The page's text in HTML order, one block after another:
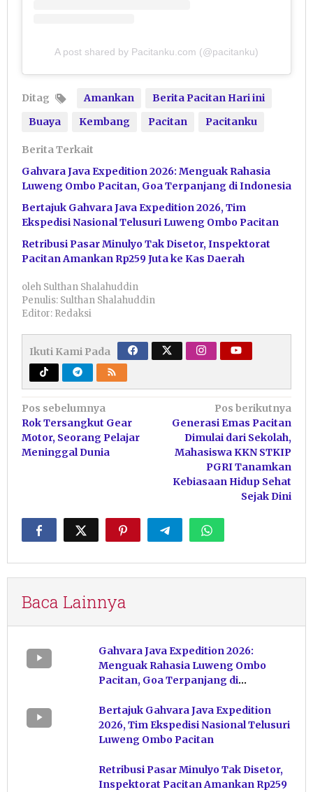
A post shared by Pacitanku.com (@pacitanku)
Ditag Amankan
Berita Pacitan Hari ini
Buaya
Kembang Pacitan Pacitanku
Berita Terkait
Gahvara Java Expedition 2026: Menguak Rahasia
Luweng Ombo Pacitan, Goa Terpanjang di Indonesia
Bertajuk Gahvara Java Expedition 2026, Tim
Ekspedisi Nasional Telusuri Luweng Ombo Pacitan
Retribusi Pasar Minulyo Tak Disetor, Inspektorat
Pacitan Amankan Rp259 Juta ke Kas Daerah
oleh Sulthan Shalahuddin
Penulis: Sulthan Shalahuddin
Editor: Redaksi
Ikuti Kami Pada
Navigasi
pos
Pos sebelumnya
Rok Tersangkut Gear
Motor, Seorang Pelajar
Meninggal Dunia
Pos berikutnya
Generasi Emas Pacitan
Dimulai dari Sekolah,
Mahasiswa KKN STKIP
PGRI Tanamkan
Kebiasaan Hidup Sehat
Sejak Dini
Baca Lainnya
Gahvara Java Expedition 2026:
Menguak Rahasia Luweng Ombo
Pacitan, Goa Terpanjang di
Bertajuk Gahvara Java Expedition
2026, Tim Ekspedisi Nasional Telusuri
Luweng Ombo Pacitan
Retribusi Pasar Minulyo Tak Disetor,
Inspektorat Pacitan Amankan Rp259